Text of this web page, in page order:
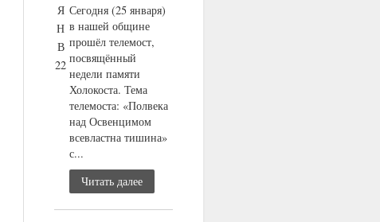
Я
Н
В
22
Сегодня (25 января)
в нашей общине
прошёл телемост,
посвящённый
недели памяти
Холокоста. Тема
телемоста: «Полвека
над Освенцимом
всевластна тишина»
с...
Читать далее